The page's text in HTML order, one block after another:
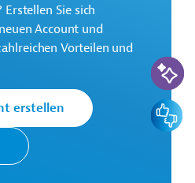
ADB ist die wichtigste
Sie sich
Account und
Vorteilen und
erstellen
KI-